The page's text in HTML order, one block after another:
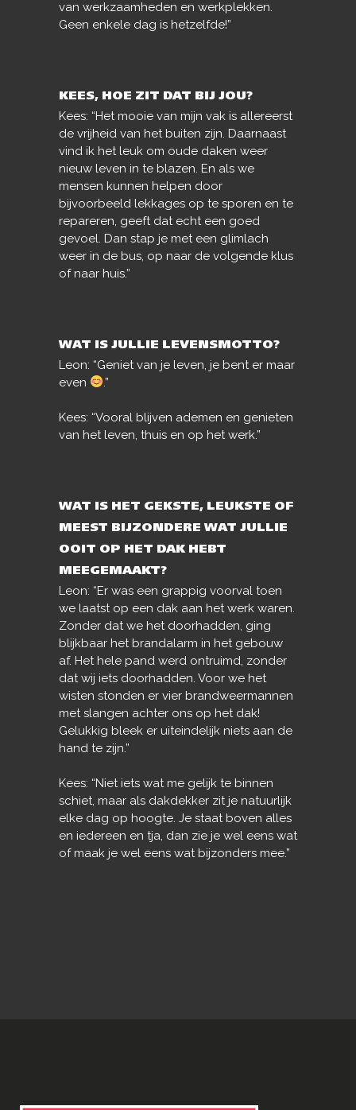
van werkzaamheden en werkplekken.
Geen enkele dag is hetzelfde!”
KEES, HOE ZIT DAT BIJ JOU?
Kees: “Het mooie van mijn vak is allereerst
de vrijheid van het buiten zijn. Daarnaast
vind ik het leuk om oude daken weer
nieuw leven in te blazen. En als we
mensen kunnen helpen door
bijvoorbeeld lekkages op te sporen en te
repareren, geeft dat echt een goed
gevoel. Dan stap je met een glimlach
weer in de bus, op naar de volgende klus
of naar huis.”
WAT IS JULLIE LEVENSMOTTO?
Leon: “Geniet van je leven, je bent er maar
even
.”
Kees: “Vooral blijven ademen en genieten
van het leven, thuis en op het werk.”
WAT IS HET GEKSTE, LEUKSTE OF
MEEST BIJZONDERE WAT JULLIE
OOIT OP HET DAK HEBT
MEEGEMAAKT?
Leon: “Er was een grappig voorval toen
we laatst op een dak aan het werk waren.
Zonder dat we het doorhadden, ging
blijkbaar het brandalarm in het gebouw
af. Het hele pand werd ontruimd, zonder
dat wij iets doorhadden. Voor we het
wisten stonden er vier brandweermannen
met slangen achter ons op het dak!
Gelukkig bleek er uiteindelijk niets aan de
hand te zijn.”
Kees: “Niet iets wat me gelijk te binnen
schiet, maar als dakdekker zit je natuurlijk
elke dag op hoogte. Je staat boven alles
en iedereen en tja, dan zie je wel eens wat
of maak je wel eens wat bijzonders mee.”